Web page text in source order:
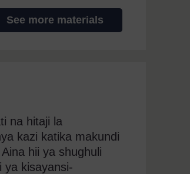
See more materials
na hitaji la
kazi katika makundi
hii ya shughuli
ya kisayansi-